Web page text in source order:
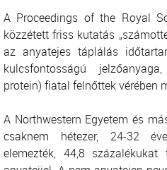
A Proceedings of the Royal
közzétett friss kutatás
az anyatejes táplálás
kulcsfontosságú
protein) fiatal felnőttek vérében
A Northwestern Egyetem és
csaknem hétezer, 24-32
elemezték, 44,8 százalékukat